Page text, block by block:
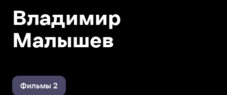
Владимир
Малышев
Фильмы 2